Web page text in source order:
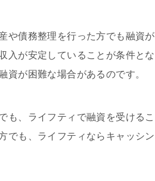
や債務整理を行った方でも融資が
入が安定していることが条件とな
資が困難な場合があるのです。
も、ライフティで融資を受けるこ
でも、ライフティならキャッシン